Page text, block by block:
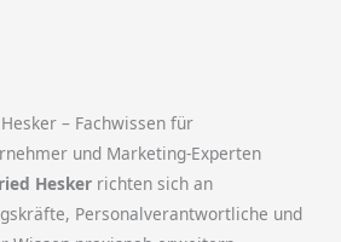
– Fachwissen für
und Marketing-Experten
Hesker richten sich an
Personalverantwortliche und